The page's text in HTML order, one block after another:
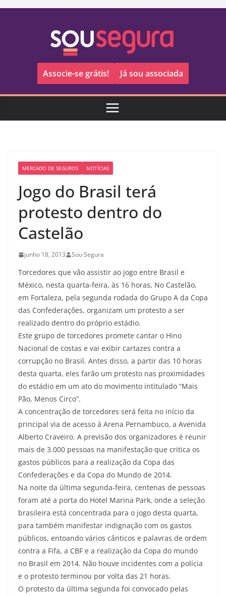
Pular
Associe-se grátis! Já sou associada
MERCADO DE SEGUROS NOTÍCIAS
Jogo do Brasil terá
protesto dentro do
Castelão
junho 18, 2013 Sou Segura
Torcedores que vão assistir ao jogo entre Brasil e
México, nesta quarta-feira, às 16 horas, No Castelão,
em Fortaleza, pela segunda rodada do Grupo A da Copa
das Confederações, organizam um protesto a ser
realizado dentro do próprio estádio.
Este grupo de torcedores promete cantar o Hino
Nacional de costas e vai exibir cartazes contra a
corrupção no Brasil. Antes disso, a partir das 10 horas
desta quarta, eles farão um protesto nas proximidades
do estádio em um ato do movimento intitulado “Mais
Pão, Menos Circo”.
A concentração de torcedores será feita no início da
principal via de acesso à Arena Pernambuco, a Avenida
Alberto Craveiro. A previsão dos organizadores é reunir
mais de 3.000 pessoas na manifestação que critica os
gastos públicos para a realização da Copa das
Confederações e da Copa do Mundo de 2014.
Na noite da última segunda-feira, centenas de pessoas
foram até a porta do Hotel Marina Park, onde a seleção
brasileira está concentrada para o jogo desta quarta,
para também manifestar indignação com os gastos
públicos, entoando vários cânticos e palavras de ordem
contra a Fifa, a CBF e a realização da Copa do mundo
no Brasil em 2014. Não houve incidentes com a polícia
e o protesto terminou por volta das 21 horas.
O protesto da última segunda foi convocado pelas